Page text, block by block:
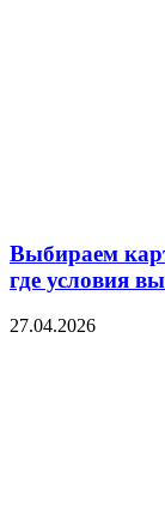
Выбираем
где условия
27.04.2026